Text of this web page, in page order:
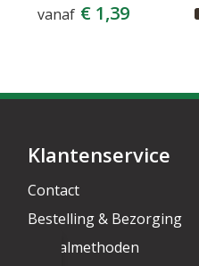
vanaf € 1,39
Klantenservice
Contact
Bestelling & Bezorging
Betaalmethoden